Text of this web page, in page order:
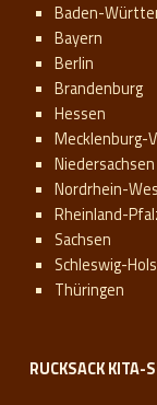
Baden-
Bayern
Berlin
Brandenburg
Hessen
Mecklenburg-
Niedersachsen
Nordrhein-
Rheinland-
Sachsen
Schleswig-
Thüringen
RUCKSACK KITA-